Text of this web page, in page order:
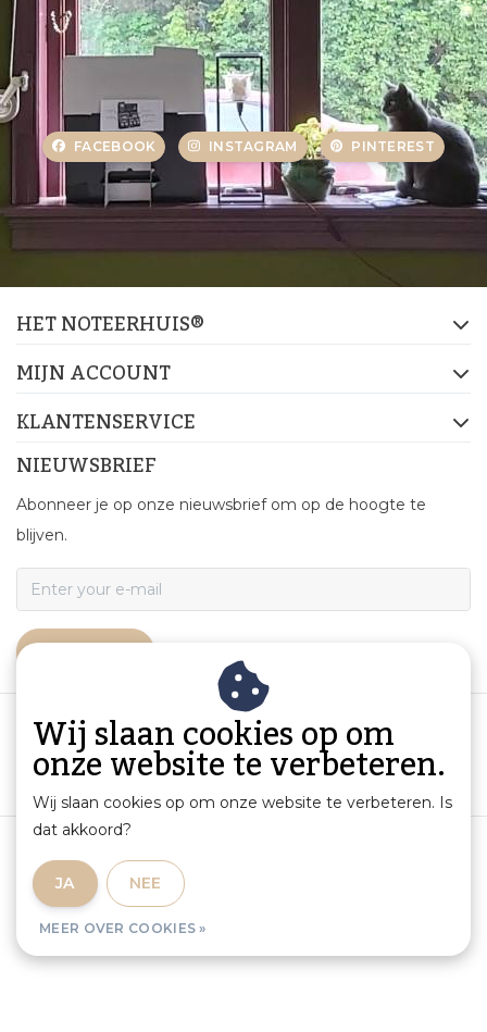
FACEBOOK INSTAGRAM PINTEREST
HET NOTEERHUIS®
MIJN ACCOUNT
KLANTENSERVICE
NIEUWSBRIEF
Abonneer je op onze nieuwsbrief om op de hoogte te
blijven.
Productinformatie en aansprakelijkheid
Sitemap
Wij slaan cookies op om
onze website te verbeteren.
Wij slaan cookies op om onze website te verbeteren. Is
dat akkoord?
JA NEE
MEER OVER COOKIES »